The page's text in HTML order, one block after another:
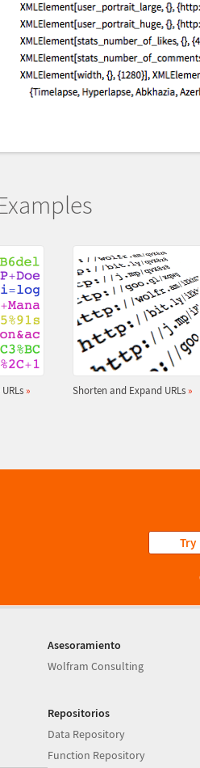
» Shorten and Expand URLs »
Try
Asesoramiento
Wolfram Consulting
Repositorios
Data Repository
Function Repository